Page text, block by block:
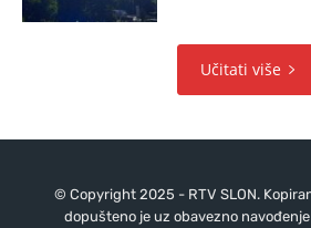
Učitati više
© Copyright 2025 - RTV SLON.
dopušteno je uz obavezno navođenje